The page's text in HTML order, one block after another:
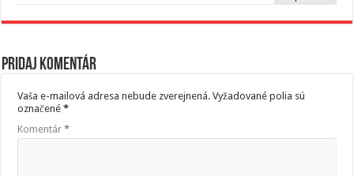
Pridaj komentár
Vaša e-mailová adresa nebude zverejnená. Vyžadované polia sú
označené*
Komentár*